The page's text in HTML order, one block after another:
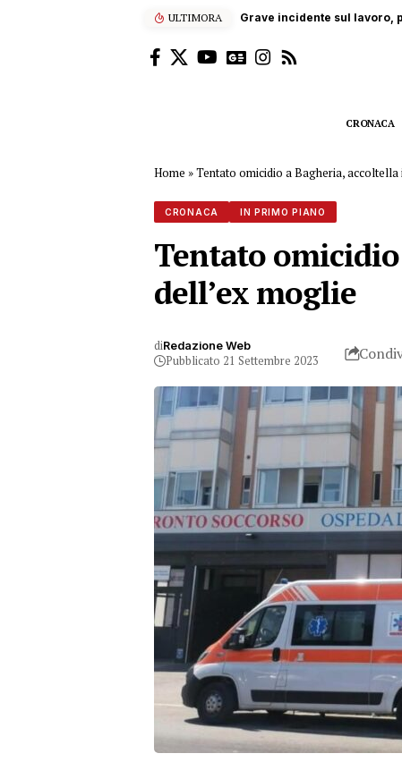
ULTIMORA Grave incidente sul lavoro,
CRONACA
Home »Tentato omicidio a Bagheria,
CRONACA IN PRIMO PIANO
Tentato
dell’ex moglie
diRedazione Web
Pubblicato 21 Settembre 2023